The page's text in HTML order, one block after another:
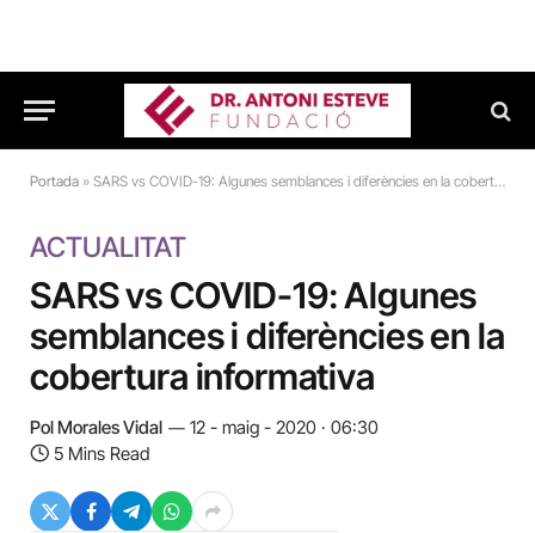
Portada » SARS vs COVID-19: Algunes semblances i diferències en la cobertura informativa
ACTUALITAT
SARS vs COVID-19: Algunes
semblances i diferències en la
cobertura informativa
Pol Morales Vidal
12 - maig - 2020 · 06:30
5 Mins Read